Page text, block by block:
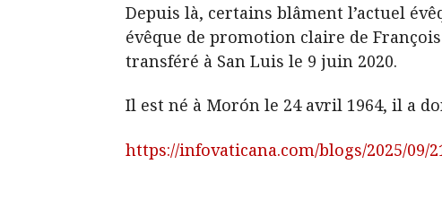
Depuis là, certains blâment l’actuel
évêque de promotion claire de
transféré à San Luis le 9 juin 2020.
Il est né à Morón le 24 avril 1964, il a
https://infovaticana.com/blogs/2025/